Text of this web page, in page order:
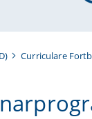
Curriculare